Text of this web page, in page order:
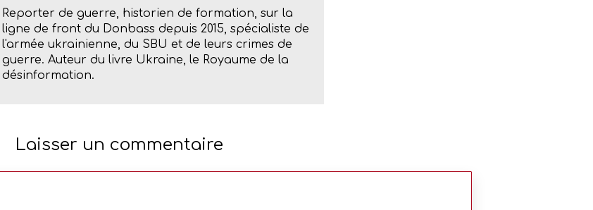
Reporter de guerre, historien de formation, sur la
ligne de front du Donbass depuis 2015, spécialiste de
l'armée ukrainienne, du SBU et de leurs crimes de
guerre. Auteur du livre Ukraine, le Royaume de la
désinformation.
Laisser un commentaire